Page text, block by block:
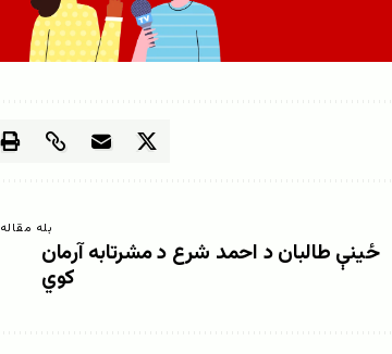
بله مقاله
ځینې طالبان د احمد شرع د مشرتابه آرمان
کوي